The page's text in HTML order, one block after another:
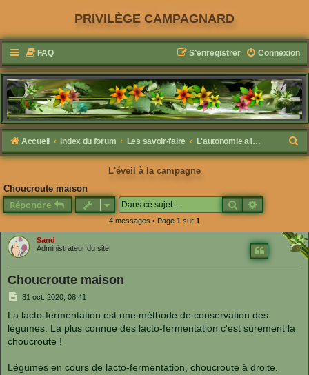
PRIVILÈGE CAMPAGNARD
FAQ Connexion
S’enregistrer
Accueil Index du forum Les savoir-faire L'autonomie alimentaire
e
c
L'éveil à la campagne
Choucroute maison
Répondre Rechercher
4 messages • Page 1 sur 1
Sand
Administrateur du site
Choucroute maison
M
s
s
a
e
31 oct. 2020, 08:41
La lacto-fermentation est une méthode de conservation des
légumes. La plus connue des lacto-fermentation c'est sûrement la
choucroute !
Légumes en cours de lacto-fermentation, choucroute à droite,